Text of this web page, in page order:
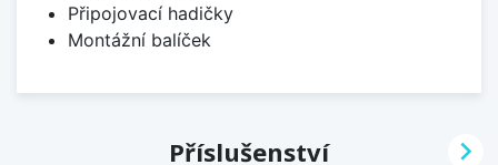
Připojovací hadičky
Montážní balíček
Příslušenství 